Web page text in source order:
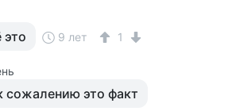
это 9 лет 1
сожалению это факт